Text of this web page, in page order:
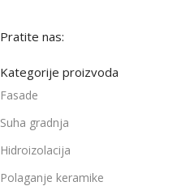
Pratite nas:
Kategorije proizvoda
Fasade
Suha gradnja
Hidroizolacija
Polaganje keramike